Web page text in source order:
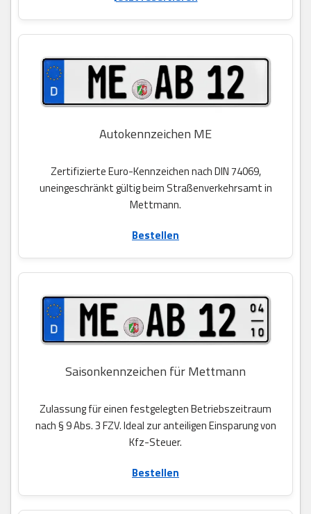
Autokennzeichen ME
Zertifizierte Euro-Kennzeichen nach DIN 74069,
uneingeschränkt gültig beim Straßenverkehrsamt in
Mettmann.
Bestellen
Saisonkennzeichen für Mettmann
Zulassung für einen festgelegten Betriebszeitraum
nach § 9 Abs. 3 FZV. Ideal zur anteiligen Einsparung von
Kfz-Steuer.
Bestellen